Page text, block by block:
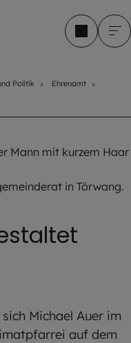
Politik
Ehrenamt
in Törwang.
Michael Auer im
auf dem